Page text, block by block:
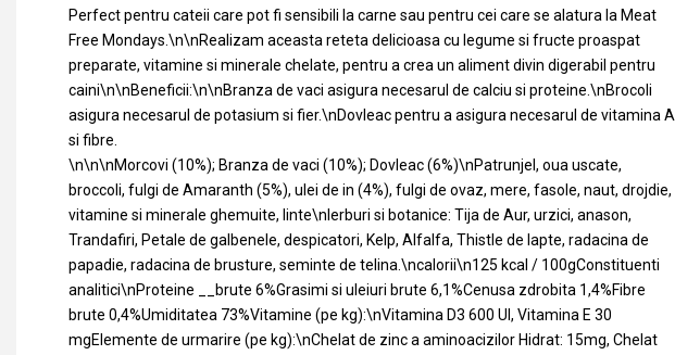
Perfect pentru cateii care pot fi sensibili la carne sau pentru cei care se alatura la Meat
Free Mondays.\n\nRealizam aceasta reteta delicioasa cu legume si fructe proaspat
preparate, vitamine si minerale chelate, pentru a crea un aliment divin digerabil pentru
caini\n\nBeneficii:\n\nBranza de vaci asigura necesarul de calciu si proteine.\nBrocoli
asigura necesarul de potasium si fier.\nDovleac pentru a asigura necesarul de vitamina A
si fibre.
\n\n\nMorcovi (10%); Branza de vaci (10%); Dovleac (6%)\nPatrunjel, oua uscate,
broccoli, fulgi de Amaranth (5%), ulei de in (4%), fulgi de ovaz, mere, fasole, naut, drojdie,
vitamine si minerale ghemuite, linte\nIerburi si botanice: Tija de Aur, urzici, anason,
Trandafiri, Petale de galbenele, despicatori, Kelp, Alfalfa, Thistle de lapte, radacina de
papadie, radacina de brusture, seminte de telina.\ncalorii\n125 kcal / 100gConstituenti
analitici\nProteine __brute 6%Grasimi si uleiuri brute 6,1%Cenusa zdrobita 1,4%Fibre
brute 0,4%Umiditatea 73%Vitamine (pe kg):\nVitamina D3 600 UI, Vitamina E 30
mgElemente de urmarire (pe kg):\nChelat de zinc a aminoacizilor Hidrat: 15mg, Chelat